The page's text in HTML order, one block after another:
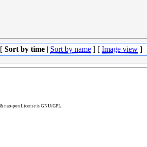
[ Sort by time | Sort by name ] [ Image view ]
nao-pon License is GNU/GPL.